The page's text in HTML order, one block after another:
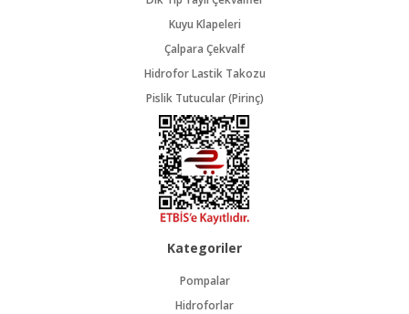
Kuyu Klapeleri
Çalpara Çekvalf
Hidrofor Lastik Takozu
Pislik Tutucular (Pirinç)
Kategoriler
Pompalar
Hidroforlar